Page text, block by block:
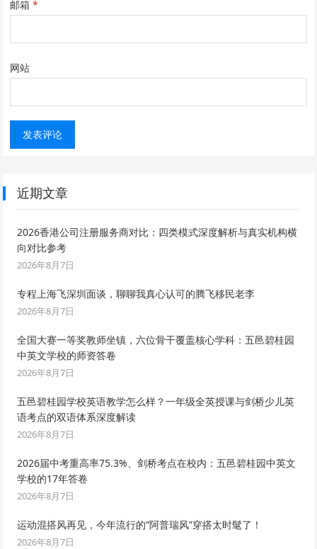
邮箱*
网站
近期文章
2026香港公司注册服务商对比：四类模式深度解析与真实机构横
向对比参考
2026年8月7日
专程上海飞深圳面谈，聊聊我真心认可的腾飞移民老李
2026年8月7日
全国大赛一等奖教师坐镇，六位骨干覆盖核心学科：五邑碧桂园
中英文学校的师资答卷
2026年8月7日
五邑碧桂园学校英语教学怎么样？一年级全英授课与剑桥少儿英
语考点的双语体系深度解读
2026年8月7日
2026届中考重高率75.3%、剑桥考点在校内：五邑碧桂园中英文
学校的17年答卷
2026年8月7日
运动混搭风再见，今年流行的“阿普瑞风”穿搭太时髦了！
2026年8月7日